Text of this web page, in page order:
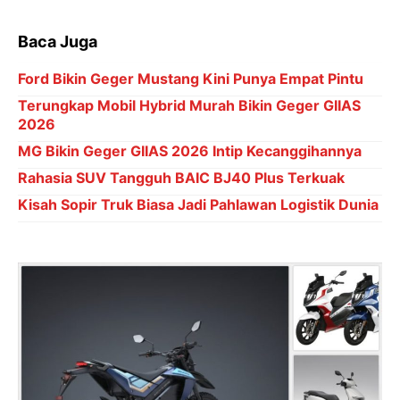
Baca Juga
Ford Bikin Geger Mustang Kini Punya Empat Pintu
Terungkap Mobil Hybrid Murah Bikin Geger GIIAS
2026
MG Bikin Geger GIIAS 2026 Intip Kecanggihannya
Rahasia SUV Tangguh BAIC BJ40 Plus Terkuak
Kisah Sopir Truk Biasa Jadi Pahlawan Logistik Dunia